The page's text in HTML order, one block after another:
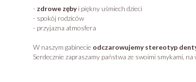
- zdrowe zębyi piękny uśmiech dzieci
- spokój rodziców
- przyjazna atmosfera
W naszym gabinecie odczarowujemy stereotyp
Serdecznie zapraszamy państwa ze swoimi smykami, na